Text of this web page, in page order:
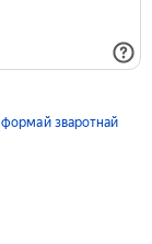
формай зваротнай